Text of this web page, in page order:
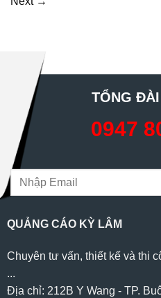
TỔNG ĐÀI
0947
QUẢNG CÁO KỲ LÂM
Chuyên tư vấn, thiết kế và thi
...
Địa chỉ: 212B Y Wang - TP.